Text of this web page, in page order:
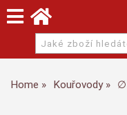
Home Kouřovody ∅